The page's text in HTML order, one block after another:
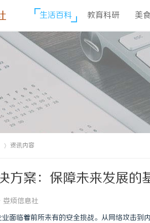
生活百科 教育科研 美
资讯内容
方案：保障未来发展的
烦信息社
面临着前所未有的安全挑战。从网络攻击